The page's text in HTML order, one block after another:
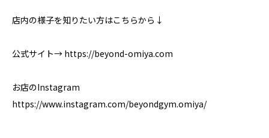
店内の様子を知りたい方はこちらから↓
公式サイト→ https://beyond-omiya.com
お店のInstagram
https://www.instagram.com/beyondgym.omiya/